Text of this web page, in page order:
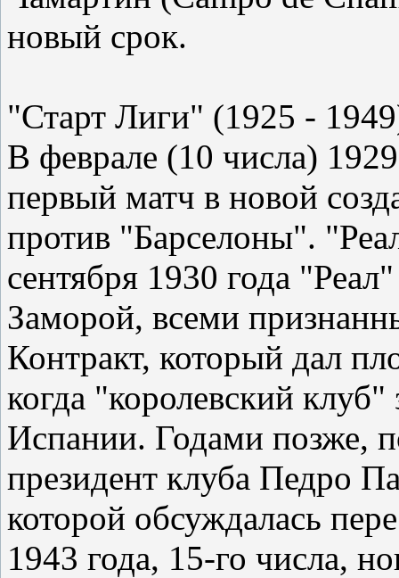
новый срок.
"Старт Лиги" (1925 -
В феврале (10 числа)
первый матч в новой
против "Барселоны".
сентября 1930 года
Заморой, всеми
Контракт, который дал
когда "королевский
Испании. Годами позже,
президент клуба Педро
которой обсуждалась
1943 года, 15-го числа,